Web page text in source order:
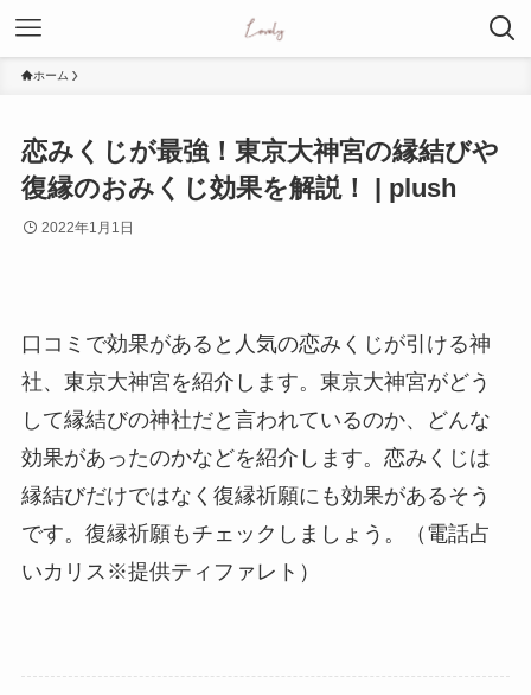
ホーム
恋みくじが最強！東京大神宮の縁結びや
復縁のおみくじ効果を解説！ | plush
2022年1月1日
口コミで効果があると人気の恋みくじが引ける神
社、東京大神宮を紹介します。東京大神宮がどう
して縁結びの神社だと言われているのか、どんな
効果があったのかなどを紹介します。恋みくじは
縁結びだけではなく復縁祈願にも効果があるそう
です。復縁祈願もチェックしましょう。（電話占
いカリス※提供ティファレト）